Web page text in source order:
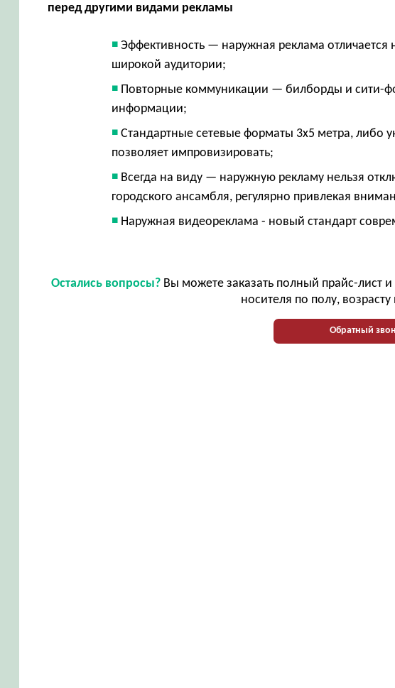
перед другими видами рекламы
Эффективность — наружная реклама
широкой аудитории;
Повторные коммуникации — билборды и сити-
информации;
Стандартные сетевые форматы 3х5 метра, либо
позволяет импровизировать;
Всегда на виду — наружную рекламу нельзя
городского ансамбля, регулярно привлекая
Наружная видеореклама - новый стандарт
Остались вопросы? Вы можете заказать полный прайс-лист
носителя по полу,
Обратный